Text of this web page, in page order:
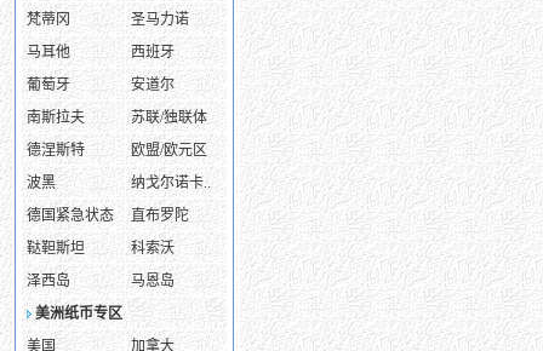
梵蒂冈
圣马力诺
马耳他
西班牙
葡萄牙
安道尔
南斯拉夫
苏联/独联体
德涅斯特
欧盟/欧元区
波黑
纳戈尔诺卡..
德国紧急状态
直布罗陀
鞑靼斯坦
科索沃
泽西岛
马恩岛
美洲纸币专区
美国
加拿大